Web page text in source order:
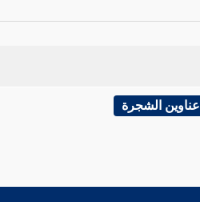
عناوين الشجرة